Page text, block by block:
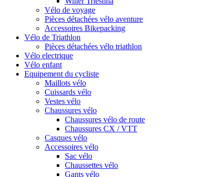
Vélo de voyage
Pièces détachées vélo aventure
Accessoires Bikepacking
Vélo de Triathlon
Pièces détachées vélo triathlon
Vélo electrique
Vélo enfant
Equipement du cycliste
Maillots vélo
Cuissards vélo
Vestes vélo
Chaussures vélo
Chaussures vélo de route
Chaussures CX / VTT
Casques vélo
Accessoires vélo
Sac vélo
Chaussettes vélo
Gants vélo